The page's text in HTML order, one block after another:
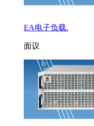
EA电子负载.
面议